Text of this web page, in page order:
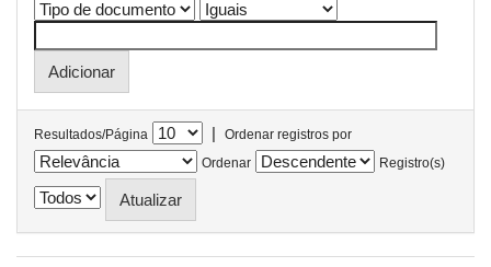
Resultados/Página |
Ordenar registros por
Ordenar
Registro(s)